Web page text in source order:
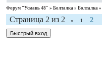
Форум "Усмань 48" » Болталка » Болталка »
Страница 2 из 2 « 1
2